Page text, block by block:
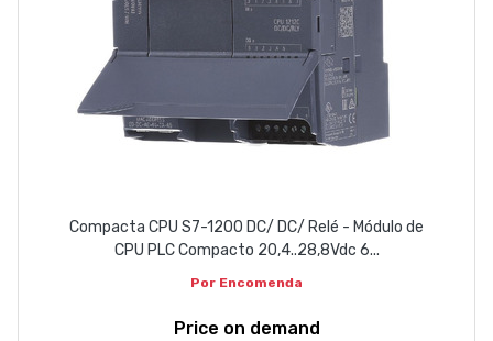
Compacta CPU S7-1200 DC/ DC/ Relé - Módulo de
CPU PLC Compacto 20,4..28,8Vdc 6...
Por Encomenda
Price on demand